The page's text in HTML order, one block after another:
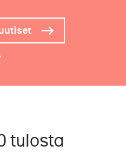
tulosta